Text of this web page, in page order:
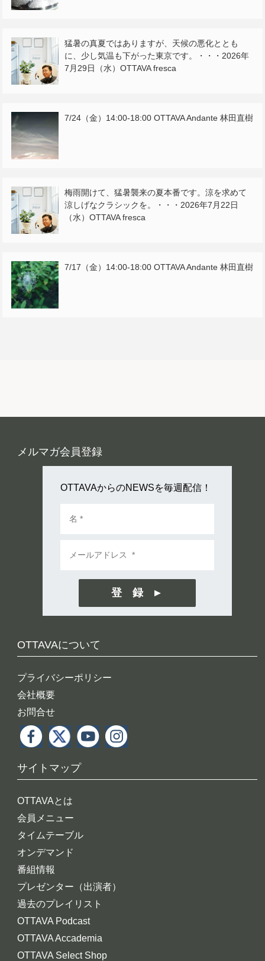
猛暑の真夏ではありますが、天候の悪化ととも
に、少し気温も下がった東京です。・・・2026年
7月29日（水）OTTAVA fresca
7/24（金）14:00-18:00 OTTAVA Andante 林田直樹
梅雨開けて、猛暑襲来の夏本番です。涼を求めて
涼しげなクラシックを。・・・2026年7月22日
（水）OTTAVA fresca
7/17（金）14:00-18:00 OTTAVA Andante 林田直樹
OTTAVAについて
プライバシーポリシー
会社概要
お問合せ
サイトマップ
OTTAVAとは
会員メニュー
タイムテーブル
オンデマンド
番組情報
プレゼンター（出演者）
過去のプレイリスト
OTTAVA Podcast
OTTAVA Accademia
OTTAVA Select Shop
メルマガ会員登録
OTTAVAからのNEWSを毎週配信！
登 録